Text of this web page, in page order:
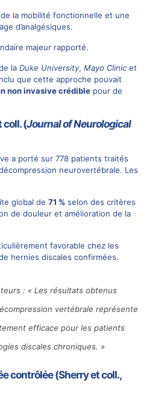
la mobilité fonctionnelle et une
d’analgésiques.
majeur rapporté.
la Duke University, Mayo Clinicet
que cette approche pouvait
non invasive crédiblepour de
coll. (Journal of Neurological
a porté sur 778 patients traités
neurovertébrale. Les
global de 71 % selon des critères
de douleur et amélioration de la
favorable chez les
hernies discales confirmées.
: « Les résultats obtenus
vertébrale représente
efficace pour les patients
discales chroniques. »
contrôlée (Sherry et coll.,